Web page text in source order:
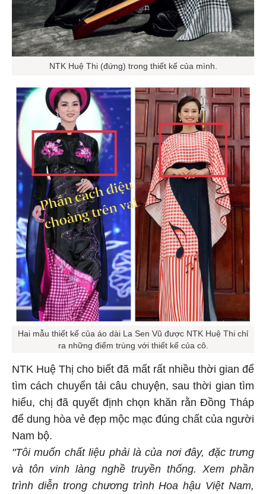
NTK Huệ Thi (đứng) trong thiết kế của mình.
Hai mẫu thiết kế của áo dài La Sen Vũ được NTK Huệ Thi chỉ
ra những điểm trùng với thiết kế của cô.
NTK Huệ Thị cho biết đã mất rất nhiều thời gian để
tìm cách chuyển tải câu chuyện, sau thời gian tìm
hiểu, chị đã quyết định chọn khăn rằn Đồng Tháp
để dung hòa vẻ đẹp mộc mạc đúng chất của người
Nam bộ.
"Tôi muốn chất liệu phải là của nơi đây, đặc trưng
và tôn vinh làng nghề truyền thống. Xem phần
trình diễn trong chương trình Hoa hậu Việt Nam,